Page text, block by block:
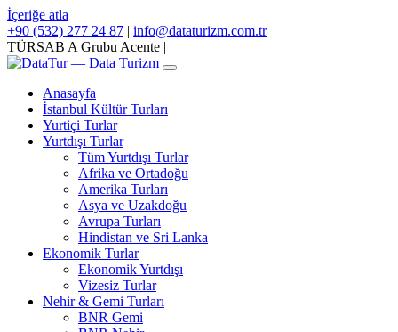
İçeriğe atla
+90 (532) 277 24 87 | info@dataturizm.com.tr
TÜRSAB A Grubu Acente |
Anasayfa
İstanbul Kültür Turları
Yurtiçi Turlar
Yurtdışı Turlar
Tüm Yurtdışı Turlar
Afrika ve Ortadoğu
Amerika Turları
Asya ve Uzakdoğu
Avrupa Turları
Hindistan ve Sri Lanka
Ekonomik Turlar
Ekonomik Yurtdışı
Vizesiz Turlar
Nehir & Gemi Turları
BNR Gemi